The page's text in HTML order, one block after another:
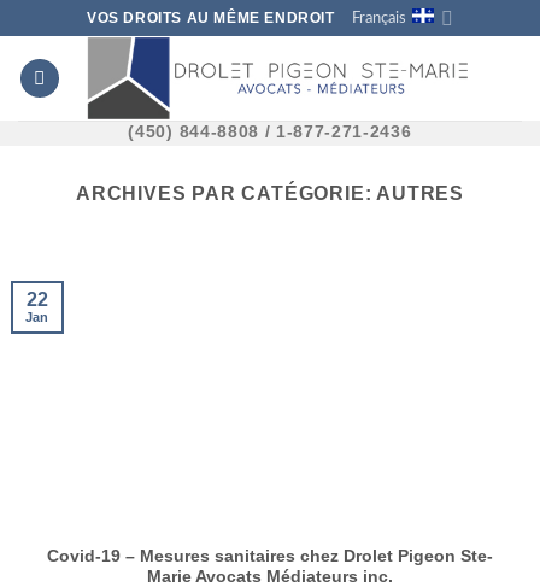
content
VOS DROITS AU MÊME ENDROIT Français
(450) 844-8808 / 1-877-271-2436
ARCHIVES PAR CATÉGORIE: AUTRES
Covid-19 – Mesures sanitaires chez Drolet Pigeon Ste-
Marie Avocats Médiateurs inc.
22
Jan